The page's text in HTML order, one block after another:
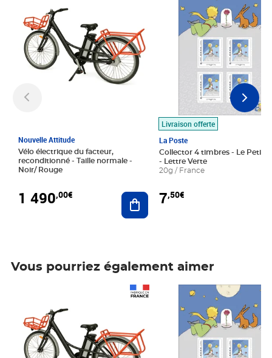
Nouvelle Attitude
Vélo électrique du facteur,
reconditionné - Taille normale -
Noir/ Rouge
1 490,00€ Ajouter au panier
Livraison offerte
La Poste
Collector 4 timbres - Le Petit
- Lettre Verte
20g / France
7,50€
Vous pourriez également aimer
Prix 7,50€